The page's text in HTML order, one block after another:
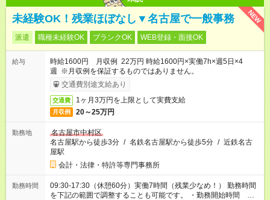
NEW
未経験OK！残業ほぼなし▼名古屋で一般事務
派遣 職種未経験OK ブランクOK WEB登録・面接OK
給与
時給1600円 月収例 22万円 時給1600円×実働7h×週5日×4
週 ※月収例を保証するものではありません。
交通費別途支給あり
交通費 1ヶ月3万円を上限として実費支給
月収例 20～25万円
勤務地
名古屋市中村区
名古屋駅から徒歩3分 / 名鉄名古屋駅から徒歩5分 / 近鉄名古
屋駅
会計・法律・特許等専門事務所
勤務時間
09:30-17:30（休憩60分）実働7時間（残業少なめ！） 勤務時間
を下記の範囲で調整することも可能です。 ・勤務開始時間